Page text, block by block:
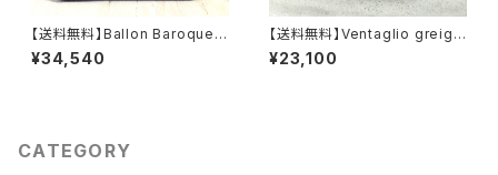
【送料無料】Ballon Baroque b
lack／パッチワーク仕立ての本
革トートバッグ
¥34,540
【送料無料】Ventaglio greige
／イタリア製牛革のプリーツト
ート
¥23,100
CATEGORY